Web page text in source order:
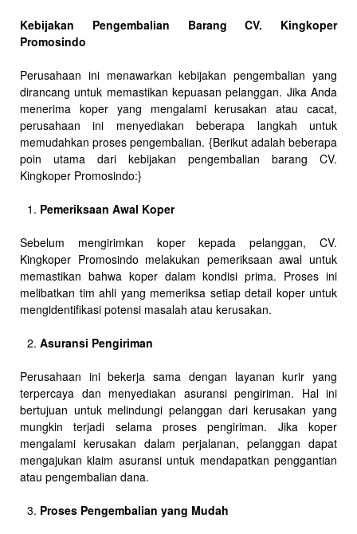
Kebijakan Pengembalian Barang CV. Kingkoper
Promosindo
Perusahaan ini menawarkan kebijakan pengembalian yang
dirancang untuk memastikan kepuasan pelanggan. Jika Anda
menerima koper yang mengalami kerusakan atau cacat,
perusahaan ini menyediakan beberapa langkah untuk
memudahkan proses pengembalian. {Berikut adalah beberapa
poin utama dari kebijakan pengembalian barang CV.
Kingkoper Promosindo:}
Pemeriksaan Awal Koper
Sebelum mengirimkan koper kepada pelanggan, CV.
Kingkoper Promosindo melakukan pemeriksaan awal untuk
memastikan bahwa koper dalam kondisi prima. Proses ini
melibatkan tim ahli yang memeriksa setiap detail koper untuk
mengidentifikasi potensi masalah atau kerusakan.
Asuransi Pengiriman
Perusahaan ini bekerja sama dengan layanan kurir yang
terpercaya dan menyediakan asuransi pengiriman. Hal ini
bertujuan untuk melindungi pelanggan dari kerusakan yang
mungkin terjadi selama proses pengiriman. Jika koper
mengalami kerusakan dalam perjalanan, pelanggan dapat
mengajukan klaim asuransi untuk mendapatkan penggantian
atau pengembalian dana.
Proses Pengembalian yang Mudah